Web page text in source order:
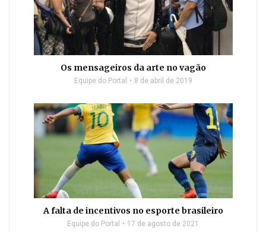
Os mensageiros da arte no vagão
Equipe do Portal 8 de abril de 2019
A falta de incentivos no esporte brasileiro
Equipe do Portal 17 de agosto de 2021